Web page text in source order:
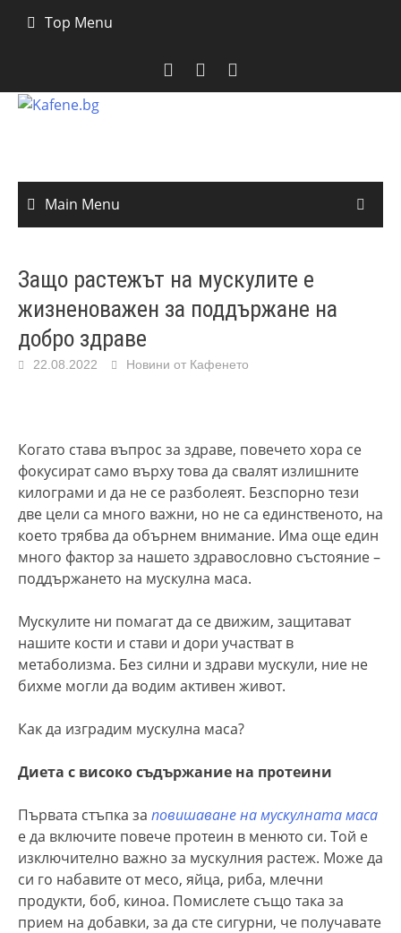
Top Menu
Main Menu
Защо растежът на мускулите е
жизненоважен за поддържане на
добро здраве
22.08.2022 Новини от Кафенето
Когато става въпрос за здраве, повечето хора се
фокусират само върху това да свалят излишните
килограми и да не се разболеят. Безспорно тези
две цели са много важни, но не са единственото, на
което трябва да обърнем внимание. Има още един
много фактор за нашето здравословно състояние –
поддържането на мускулна маса.
Мускулите ни помагат да се движим, защитават
нашите кости и стави и дори участват в
метаболизма. Без силни и здрави мускули, ние не
бихме могли да водим активен живот.
Как да изградим мускулна маса?
Диета с високо съдържание на протеини
Първата стъпка за повишаване на мускулната маса
е да включите повече протеин в менюто си. Той е
изключително важно за мускулния растеж. Може да
си го набавите от месо, яйца, риба, млечни
продукти, боб, киноа. Помислете също така за
прием на добавки, за да сте сигурни, че получавате